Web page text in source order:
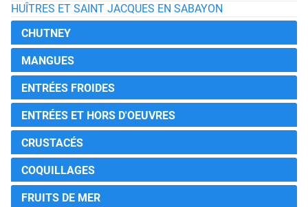
HUÎTRES ET SAINT JACQUES EN SABAYON
CHUTNEY
MANGUES
ENTRÉES FROIDES
ENTRÉES ET HORS D'OEUVRES
CRUSTACÉS
COQUILLAGES
FRUITS DE MER